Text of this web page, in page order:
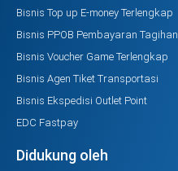
Bisnis Top up E-money Terlengkap
Bisnis PPOB Pembayaran Tagihan
Bisnis Voucher Game Terlengkap
Bisnis Agen Tiket Transportasi
Bisnis Ekspedisi Outlet Point
EDC Fastpay
Didukung oleh